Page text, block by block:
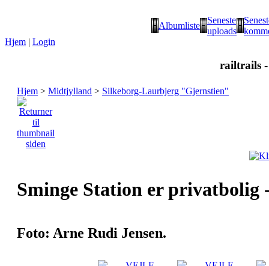
Albumliste
Seneste
uploads
Hjem | Login
railtrails
Hjem > Midtjylland > Silkeborg-Laurbjerg "Gjernstien"
Sminge Station er privatbolig
Foto: Arne Rudi Jensen.